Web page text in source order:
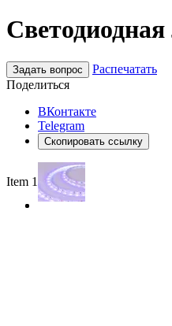
Задать вопрос
Распечатать
Поделиться
ВКонтакте
Telegram
Скопировать ссылку
Item 1 of 2